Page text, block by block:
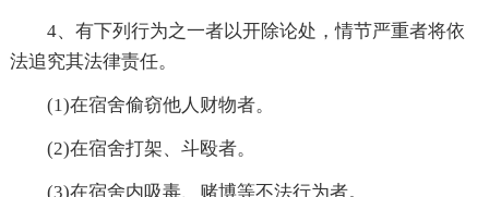
4、有下列行为之一者以开除论处，情节严重者将依
法追究其法律责任。
(1)在宿舍偷窃他人财物者。
(2)在宿舍打架、斗殴者。
(3)在宿舍内吸毒、赌博等不法行为者。